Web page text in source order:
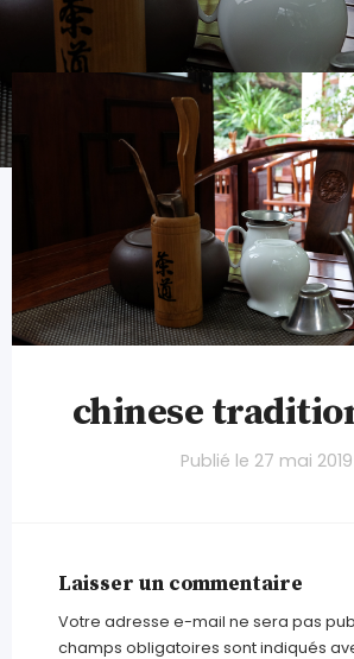
chinese
Publié le 27 mai 2019
Laisser un commentaire
Votre adresse e-mail ne sera pas
champs obligatoires sont indiqués